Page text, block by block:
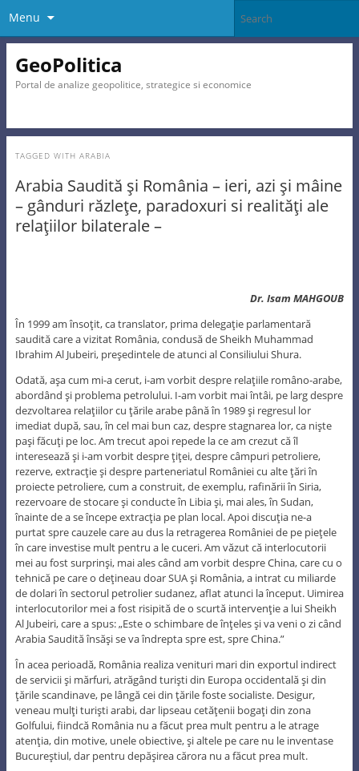
Menu
GeoPolitica
Portal de analize geopolitice, strategice si economice
TAGGED WITH ARABIA
Arabia Saudită şi România – ieri, azi şi mâine
– gânduri răzleţe, paradoxuri si realităţi ale
relaţiilor bilaterale –
Dr. Isam MAHGOUB
În 1999 am însoţit, ca translator, prima delegaţie parlamentară
saudită care a vizitat România, condusă de Sheikh Muhammad
Ibrahim Al Jubeiri, preşedintele de atunci al Consiliului Shura.
Odată, aşa cum mi-a cerut, i-am vorbit despre relaţiile româno-arabe,
abordând şi problema petrolului. I-am vorbit mai întâi, pe larg despre
dezvoltarea relaţiilor cu ţările arabe până în 1989 şi regresul lor
imediat după, sau, în cel mai bun caz, despre stagnarea lor, ca nişte
paşi făcuţi pe loc. Am trecut apoi repede la ce am crezut că îl
interesează şi i-am vorbit despre ţiţei, despre câmpuri petroliere,
rezerve, extracţie şi despre parteneriatul României cu alte ţări în
proiecte petroliere, cum a construit, de exemplu, rafinării în Siria,
rezervoare de stocare şi conducte în Libia şi, mai ales, în Sudan,
înainte de a se începe extracţia pe plan local. Apoi discuţia ne-a
purtat spre cauzele care au dus la retragerea României de pe pieţele
în care investise mult pentru a le cuceri. Am văzut că interlocutorii
mei au fost surprinşi, mai ales când am vorbit despre China, care cu o
tehnică pe care o deţineau doar SUA şi România, a intrat cu miliarde
de dolari în sectorul petrolier sudanez, aflat atunci la început. Uimirea
interlocutorilor mei a fost risipită de o scurtă intervenţie a lui Sheikh
Al Jubeiri, care a spus: „Este o schimbare de înţeles şi va veni o zi când
Arabia Saudită însăşi se va îndrepta spre est, spre China.”
În acea perioadă, România realiza venituri mari din exportul indirect
de servicii şi mărfuri, atrăgând turişti din Europa occidentală şi din
ţările scandinave, pe lângă cei din ţările foste socialiste. Desigur,
veneau mulţi turişti arabi, dar lipseau cetăţenii bogaţi din zona
Golfului, fiindcă România nu a făcut prea mult pentru a le atrage
atenţia, din motive, unele obiective, şi altele pe care nu le inventase
Bucureştiul, dar pentru depăşirea cărora nu a făcut prea mult.